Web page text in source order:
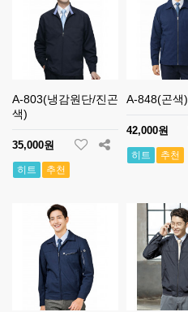
A-803(냉감원단/진곤
색)
35,000원
히트 추천
A-848(곤색)
42,000원
히트 추천